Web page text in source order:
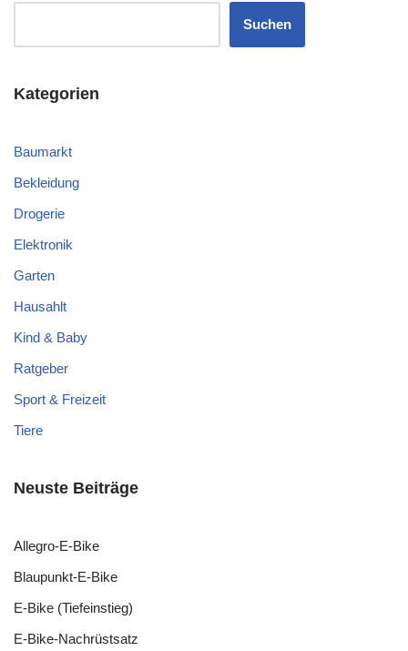
Suchen
Kategorien
Baumarkt
Bekleidung
Drogerie
Elektronik
Garten
Hausahlt
Kind & Baby
Ratgeber
Sport & Freizeit
Tiere
Neuste Beiträge
Allegro-E-Bike
Blaupunkt-E-Bike
E-Bike (Tiefeinstieg)
E-Bike-Nachrüstsatz